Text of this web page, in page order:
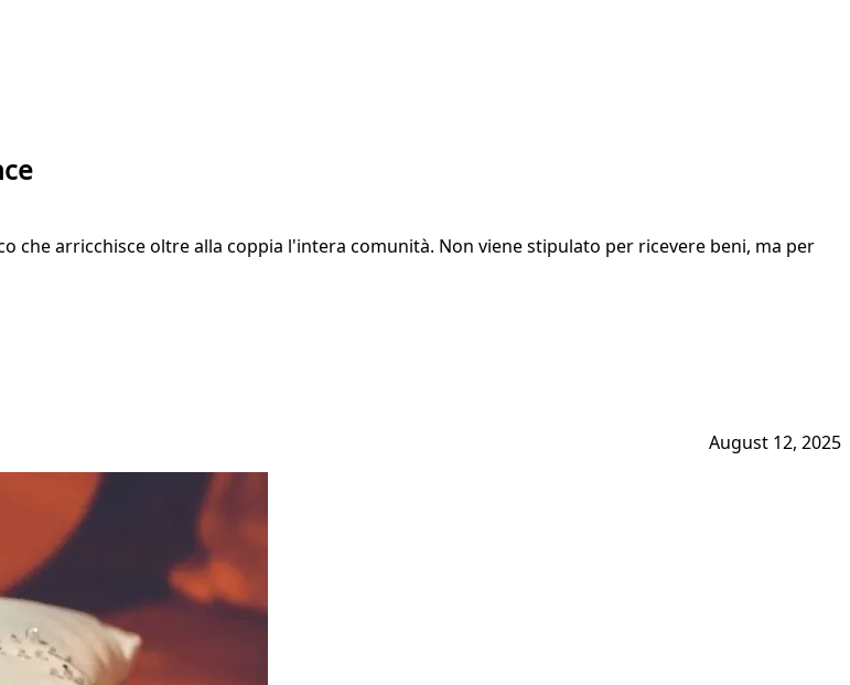
arricchisce oltre alla coppia l'intera comunità. Non viene stipulato per ricevere beni, ma per
August 12, 2025